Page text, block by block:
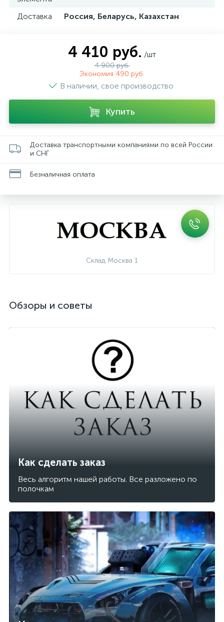
Доставка
Россия, Беларусь, Казахстан
4 410 руб. /шт
4 900 руб.
Экономия 490 руб.
В наличии, свое производство
Купить
Доставка транспортными компаниями по всей России
и СНГ
Безналичная оплата
Склад Москва 1
Обзоры и советы
Как сделать заказ
Весь алгоритм нашей работы. Все разложено по
полочкам